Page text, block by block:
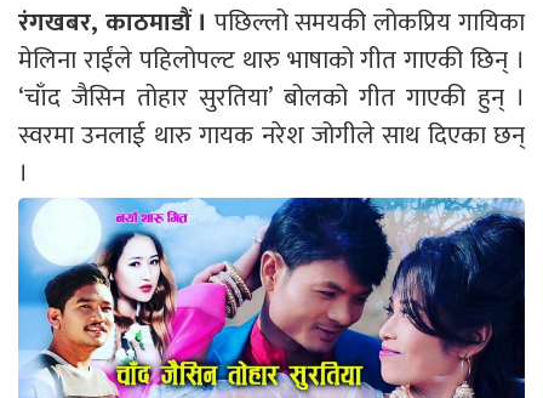
रंगखबर, काठमाडौं । पछिल्लो समयकी लोकप्रिय गायिका
मेलिना राईंले पहिलोपल्ट थारु भाषाको गीत गाएकी छिन् ।
‘चाँद जैसिन तोहार सुरतिया’ बोलको गीत गाएकी हुन् ।
स्वरमा उनलाई थारु गायक नरेश जोगीले साथ दिएका छन्
।